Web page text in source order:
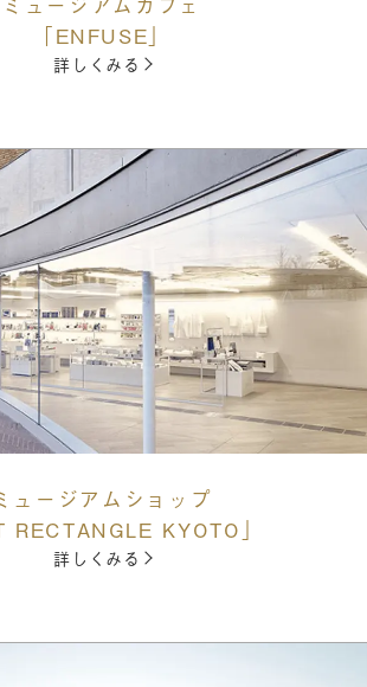
「ENFUSE」
詳しくみる
ュージアムショップ
RECTANGLE KYOTO」
詳しくみる